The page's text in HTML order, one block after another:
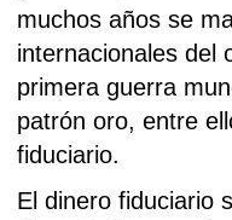
muchos años se
internacionales del
primera guerra
patrón oro, entre
fiduciario.
El dinero fiduciario